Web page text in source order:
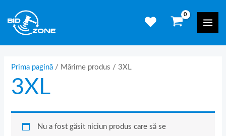
content
Prima pagină / Mărime produs / 3XL
3XL
Nu a fost găsit niciun produs care să se